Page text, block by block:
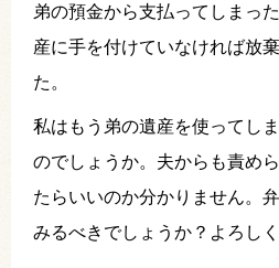
弟の預金から支払ってしまっ
産に手を付けていなければ放
た。
私はもう弟の遺産を使ってし
のでしょうか。夫からも責め
たらいいのか分かりません。
みるべきでしょうか？よろし